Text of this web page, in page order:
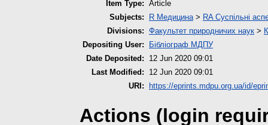
Item Type: Article
Subjects:
R Медицина > RA Суспільні
Divisions: Факультет природничих наук >
Depositing User:
Бібліограф МДПУ
Date Deposited:
12 Jun 2020 09:01
Last Modified:
12 Jun 2020 09:01
URI:
https://eprints.mdpu.org.ua/id/
Actions (login